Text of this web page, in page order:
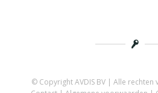
© Copyright AVDIS BV | Alle